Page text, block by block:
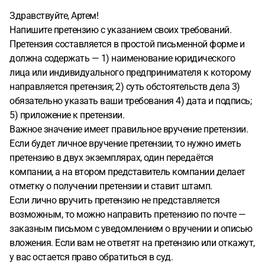
авиакомпании «Победа»
своих внутренних правил отказала в вынужденном
возврате денежных средств, сославшись на отсутствие
отдельной справки о противопоказаниях к перелету,
несмотря на наличие:- больничного листа;- медицинских
документов;- разъяснения заместителя главного врача
клиники о состоянии здоровья и противопоказаниях.
Правомерность вызывает вопросы.
медицинской организацииМедицинская организация
ООО «Врач на дом» отказалась выдать справку о
противопоказаниях к перелёту, мотивируя это тем, что:
«врачи не проводят специальных оценок
противопоказаний к перелёту»; «организация не
руководствуется приказами Минтранса».При этом
клиника:- выдала больничный лист;- зафиксировала
тяжёлые симптомы;- назначила постельный режим;-
фактически подтвердила невозможность перелёта, но
отказывается оформить это в виде отдельной справки,
Здравствуйте, Артем!
Напишите претензию с указанием своих требований.
Претензия составляется в простой письменной форме и
должна содержать — 1) наименование юридического
лица или индивидуального предпринимателя к которому
направляется претензия; 2) суть обстоятельств дела 3)
обязательно указать ваши требования 4) дата и подпись;
5) приложение к претензии.
Важное значение имеет правильное вручение претензии.
Если будет личное вручение претензии, то нужно иметь
претензию в двух экземплярах, один передаётся
компании, а на втором представитель компании делает
отметку о получении претензии и ставит штамп.
Если лично вручить претензию не представляется
возможным, то можно направить претензию по почте —
заказным письмом с уведомлением о вручении и описью
вложения. Если вам не ответят на претензию или откажут,
у вас остается право обратиться в суд.